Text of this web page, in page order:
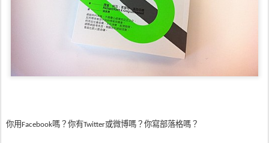
你用 Facebook嗎？你有Twitter或微博嗎？你寫部落格嗎？